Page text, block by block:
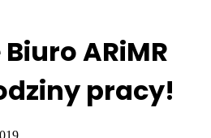
ARiMR
pracy!